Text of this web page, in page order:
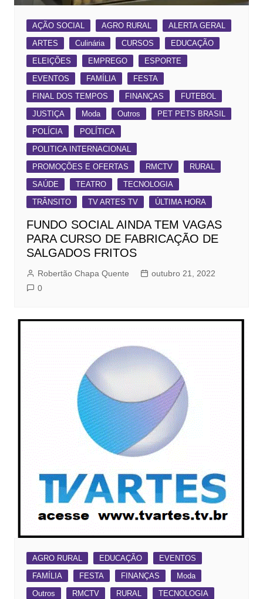
AÇÃO SOCIAL AGRO RURAL
ALERTA GERAL
ARTES
Culinária CURSOS
EDUCAÇÃO
ELEIÇÕES
EMPREGO
ESPORTE
EVENTOS
FAMÍLIA
FESTA
FINAL DOS TEMPOS
FINANÇAS
FUTEBOL
JUSTIÇA
Moda Outros
PET PETS BRASIL
POLÍCIA
POLÍTICA
POLITICA INTERNACIONAL
PROMOÇÕES E OFERTAS
RMCTV
RURAL
SAÚDE
TEATRO
TECNOLOGIA
TRÂNSITO
TV ARTES TV ÚLTIMA HORA
FUNDO SOCIAL AINDA TEM VAGAS
PARA CURSO DE FABRICAÇÃO DE
SALGADOS FRITOS
Robertão Chapa Quente
outubro 21, 2022
0
AGRO RURAL EDUCAÇÃO
EVENTOS
FAMÍLIA
FESTA FINANÇAS
Moda
Outros
RMCTV RURAL
TECNOLOGIA